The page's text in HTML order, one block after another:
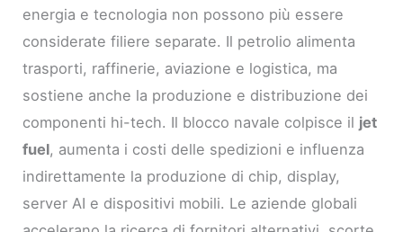
energia e tecnologia non possono più essere
considerate filiere separate. Il petrolio alimenta
trasporti, raffinerie, aviazione e logistica, ma
sostiene anche la produzione e distribuzione dei
componenti hi-tech. Il blocco navale colpisce il jet
fuel, aumenta i costi delle spedizioni e influenza
indirettamente la produzione di chip, display,
server AI e dispositivi mobili. Le aziende globali